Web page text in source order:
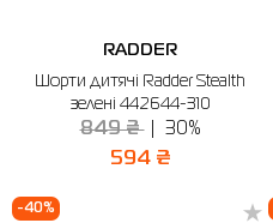
RADDER
Шорти дитячі Radder Stealth
зелені 442644-310
849 ₴ 30%
594 ₴
-40%